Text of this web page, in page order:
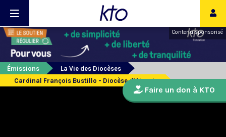
Contenu sponsorisé
Émissions
La Vie des Diocèses
Cardinal François Bustillo - Diocèse d’Ajaccio
Faire un don à KTO